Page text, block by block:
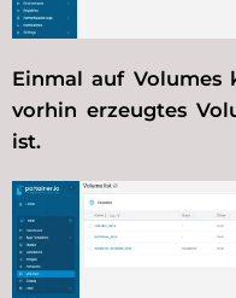
Einmal auf Volumes
vorhin erzeugtes
ist.